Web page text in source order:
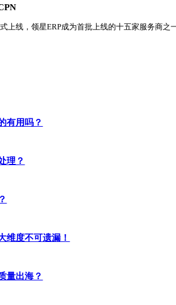
球合作伙伴奖，行业领导地位
与市场口碑，荣获Buy with Prime
马逊评审团对领星ERP的产品力、创
么选？领星适配全阶段需求的秘
率翻倍，成本可控，稳步出海！
电商CPN
CPN正式上线，领星ERP成为首批上